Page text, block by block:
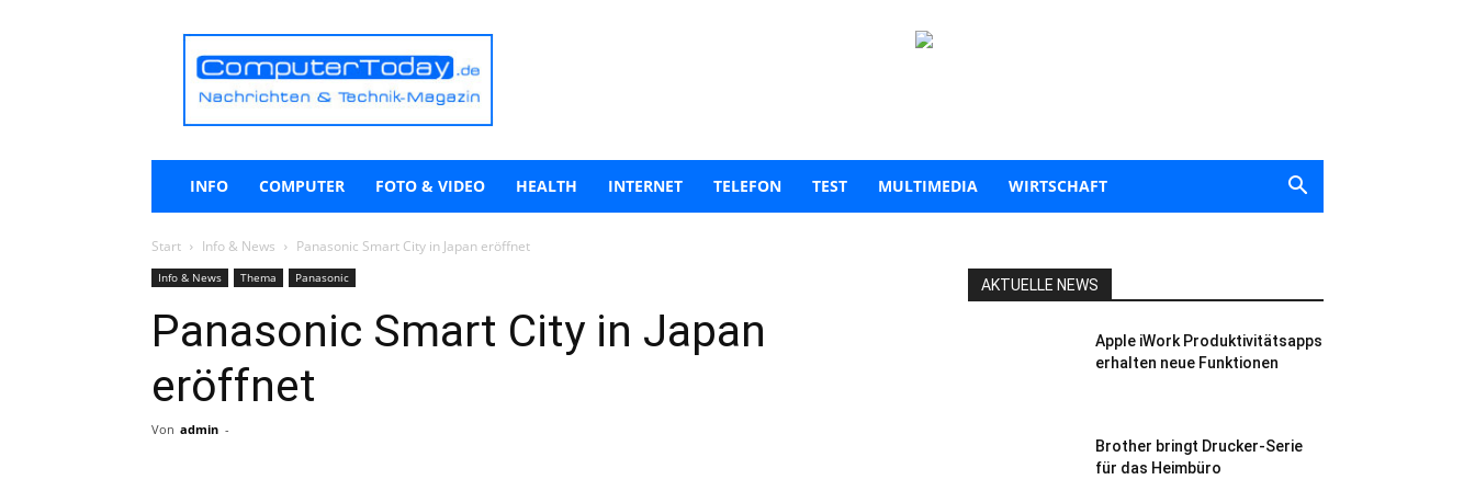
ComputerToday.de
INFO COMPUTER FOTO & VIDEO HEALTH INTERNET TELEFON TEST MULTIMEDIA WIRTSCHAFT
Start Info & News Panasonic Smart City in Japan eröffnet
Info & News Thema Panasonic
Panasonic Smart City in Japan
eröffnet
Von admin -
AKTUELLE NEWS
Apple iWork Produktivitätsapps
erhalten neue Funktionen
Brother bringt Drucker-Serie
für das Heimbüro